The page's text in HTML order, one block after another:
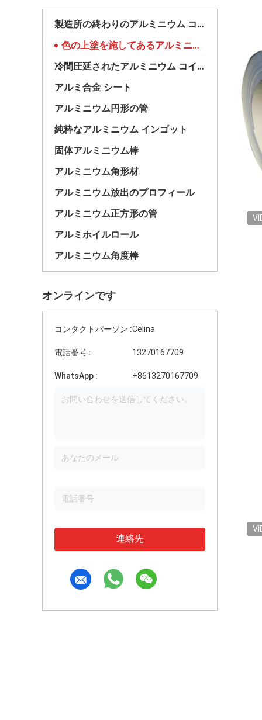
製造所の終わりのアルミニウム コイル
色の上塗を施してあるアルミニウム コイル
冷間圧延されたアルミニウム コイル
アルミ合金 シート
アルミニウム円形の管
純粋なアルミニウム インゴット
固体アルミニウム棒
アルミニウム角形材
アルミニウム放出のプロフィール
アルミニウム正方形の管
アルミホイルロール
アルミニウム角度棒
オンラインです
コンタクトパーソン :Celina
電話番号 : 13270167709
WhatsApp : +8613270167709
連絡先